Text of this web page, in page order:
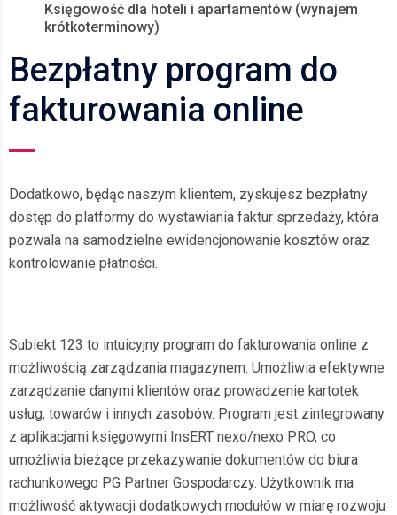
Księgowość dla hoteli i apartamentów (wynajem
krótkoterminowy)
Bezpłatny program do
fakturowania online
Dodatkowo, będąc naszym klientem, zyskujesz bezpłatny
dostęp do platformy do wystawiania faktur sprzedaży, która
pozwala na samodzielne ewidencjonowanie kosztów oraz
kontrolowanie płatności.
Subiekt 123 to intuicyjny program do fakturowania online z
możliwością zarządzania magazynem. Umożliwia efektywne
zarządzanie danymi klientów oraz prowadzenie kartotek
usług, towarów i innych zasobów. Program jest zintegrowany
z aplikacjami księgowymi InsERT nexo/nexo PRO, co
umożliwia bieżące przekazywanie dokumentów do biura
rachunkowego PG Partner Gospodarczy. Użytkownik ma
możliwość aktywacji dodatkowych modułów w miarę rozwoju